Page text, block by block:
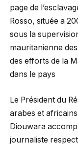
page de
Rosso, située a
sous la
mauritanienne
des efforts de la
dans le pays
Le Président du
arabes et
Diouwara
journaliste